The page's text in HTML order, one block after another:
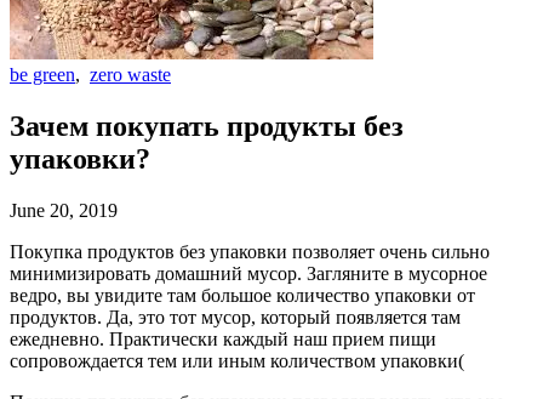
be green, zero waste
Зачем покупать продукты без
упаковки?
June 20, 2019
Покупка продуктов без упаковки позволяет очень сильно
минимизировать домашний мусор. Загляните в мусорное
ведро, вы увидите там большое количество упаковки от
продуктов. Да, это тот мусор, который появляется там
ежедневно. Практически каждый наш прием пищи
сопровождается тем или иным количеством упаковки(